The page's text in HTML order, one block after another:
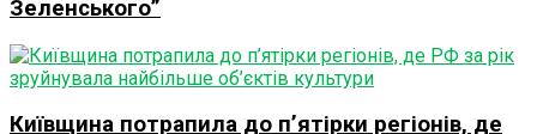
Зеленського”
Київщина потрапила до п’ятірки регіонів, де